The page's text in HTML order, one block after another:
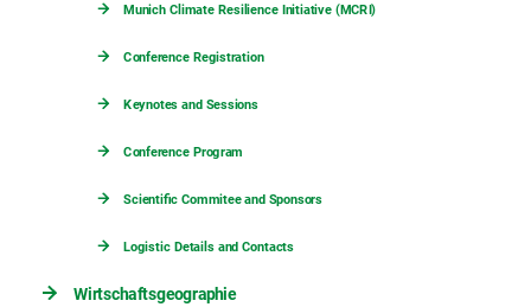
Munich Climate Resilience Initiative (MCRI)
Conference Registration
Keynotes and Sessions
Conference Program
Scientific Commitee and Sponsors
Logistic Details and Contacts
Wirtschaftsgeographie